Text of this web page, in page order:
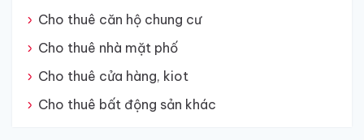
Cho thuê căn hộ chung cư
Cho thuê nhà mặt phố
Cho thuê cửa hàng, kiot
Cho thuê bất động sản khác